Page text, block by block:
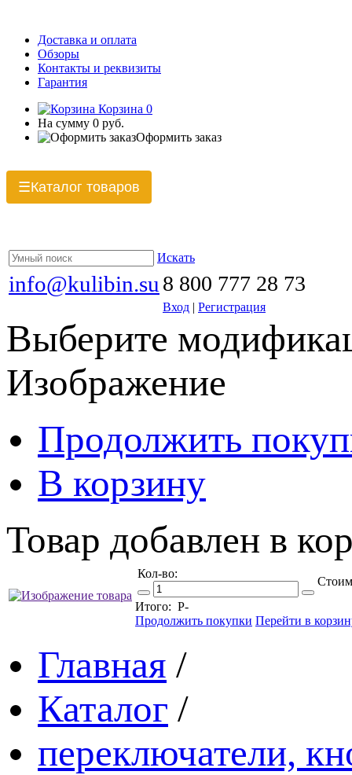
Доставка и оплата
Обзоры
Контакты и реквизиты
Гарантия
Корзина 0
На сумму 0 руб.
Оформить заказ
☰Каталог товаров
Искать
info@kulibin.su 8 800 777 28 73
Вход | Регистрация
Выберите
Изображение
Продолжить
В корзину
Товар добавлен в
Кол-во:
Итого: Р-
Продолжить покупки Перейти в
Главная /
Каталог /
переключатели,